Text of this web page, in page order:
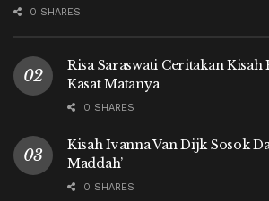
0 SHARES
Risa Saraswati Ceritakan Kisah
Kasat Matanya
0 SHARES
Kisah Ivanna Van Dijk Sosok
Maddah’
0 SHARES